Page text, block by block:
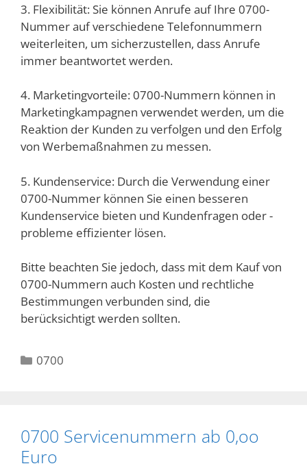
3. Flexibilität: Sie können Anrufe auf Ihre 0700-
Nummer auf verschiedene Telefonnummern
weiterleiten, um sicherzustellen, dass Anrufe
immer beantwortet werden.
4. Marketingvorteile: 0700-Nummern können in
Marketingkampagnen verwendet werden, um die
Reaktion der Kunden zu verfolgen und den Erfolg
von Werbemaßnahmen zu messen.
5. Kundenservice: Durch die Verwendung einer
0700-Nummer können Sie einen besseren
Kundenservice bieten und Kundenfragen oder -
probleme effizienter lösen.
Bitte beachten Sie jedoch, dass mit dem Kauf von
0700-Nummern auch Kosten und rechtliche
Bestimmungen verbunden sind, die
berücksichtigt werden sollten.
Kategorien
0700
0700 Servicenummern ab 0,oo
Euro